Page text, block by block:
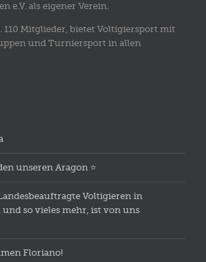
e.V. als eigener Verein.
110 Mitglieder, bietet Voltigiersport mit
und Turniersport in allen
unseren Aragon ⭐️
Voltigieren in
so vieles mehr, ist von uns
Floriano!